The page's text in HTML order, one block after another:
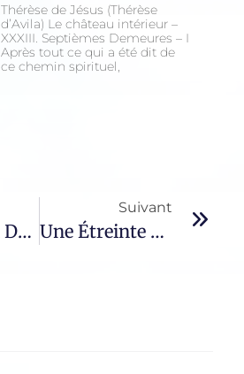
Thérèse de Jésus (Thérèse
d’Avila) Le château intérieur –
XXXIII. Septièmes Demeures – I
Après tout ce qui a été dit de
ce chemin spirituel,
La Citation Du Jour – 311 / Jean De La Croix
Suivant
Une Étreinte De Feu – 212 / Thérèse De L’Enfant Jésus